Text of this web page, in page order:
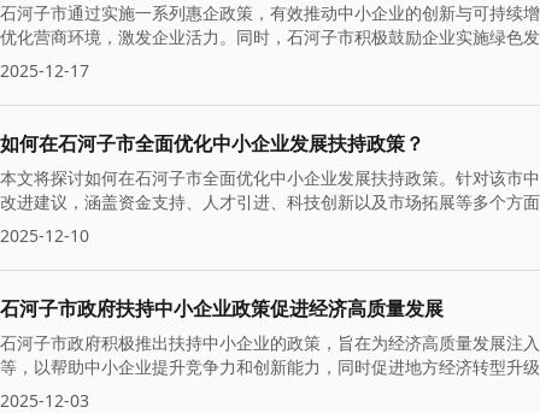
石河子市通过实施一系列惠企政策，有效推动中小企业的创新与可持续
优化营商环境，激发企业活力。同时，石河子市积极鼓励企业实施绿色
2025-12-17
如何在石河子市全面优化中小企业发展扶持政策？
本文将探讨如何在石河子市全面优化中小企业发展扶持政策。针对该市
改进建议，涵盖资金支持、人才引进、科技创新以及市场拓展等多个方
2025-12-10
石河子市政府扶持中小企业政策促进经济高质量发展
石河子市政府积极推出扶持中小企业的政策，旨在为经济高质量发展注
等，以帮助中小企业提升竞争力和创新能力，同时促进地方经济转型升
持续发展。
2025-12-03